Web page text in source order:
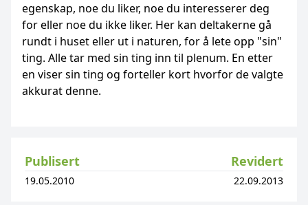
egenskap, noe du liker, noe du interesserer deg
for eller noe du ikke liker. Her kan deltakerne gå
rundt i huset eller ut i naturen, for å lete opp "sin"
ting. Alle tar med sin ting inn til plenum. En etter
en viser sin ting og forteller kort hvorfor de valgte
akkurat denne.
Publisert Revidert
19.05.2010 22.09.2013